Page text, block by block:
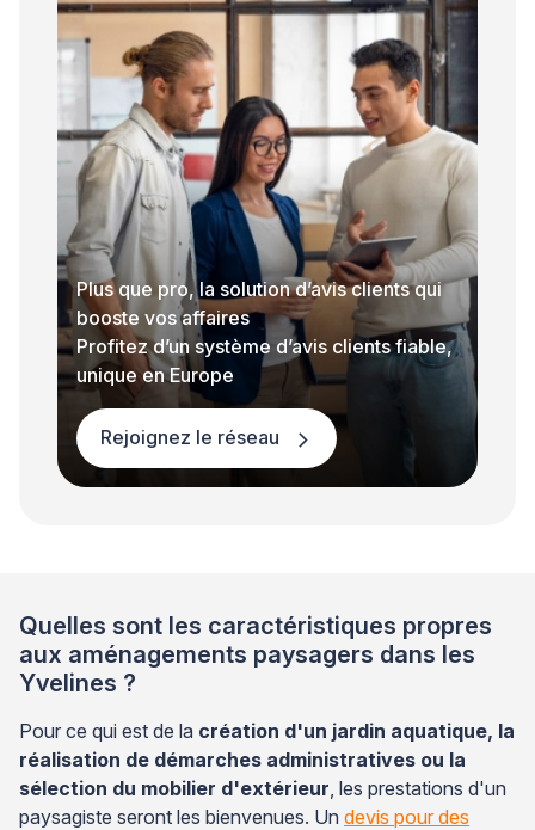
Plus que pro, la solution d’avis clients qui
booste vos affaires
Profitez d’un système d’avis clients fiable,
unique en Europe
Rejoignez le réseau
Quelles sont les caractéristiques propres
aux aménagements paysagers dans les
Yvelines ?
Pour ce qui est de la création d'un jardin aquatique, la
réalisation de démarches administratives ou la
sélection du mobilier d'extérieur , les prestations d'un
paysagiste seront les bienvenues. Un devis pour des